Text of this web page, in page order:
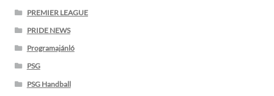
PREMIER LEAGUE
PRIDE NEWS
Programajánló
PSG
PSG Handball